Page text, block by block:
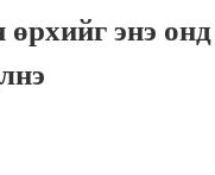
өрхийг